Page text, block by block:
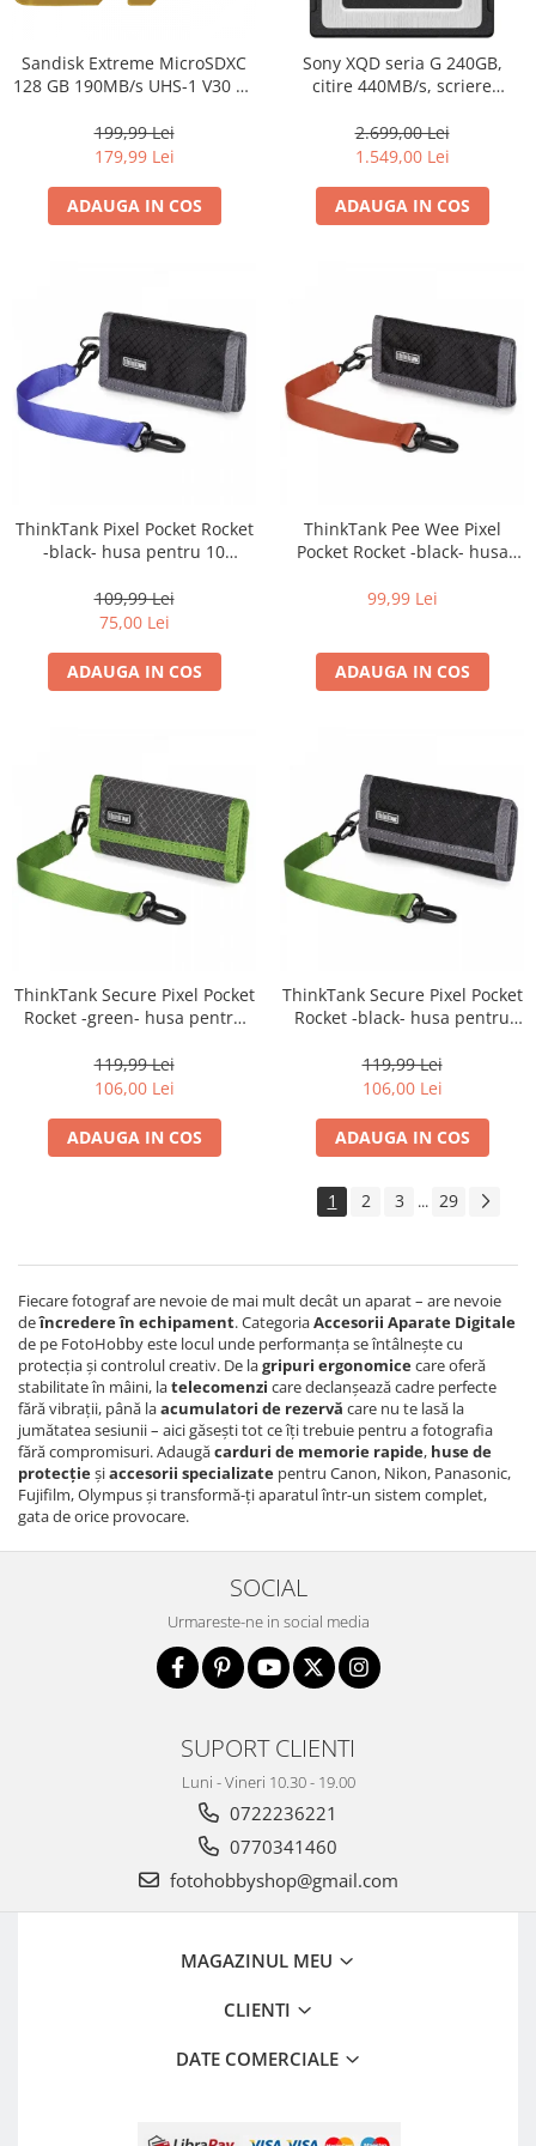
Suruburi si piulite, adaptoare de
trecere
Imprimante si Consumabile
Cartuse si cerneluri
Imprimante
Filme foto si scanere film
Materiale foto alb-negru
Aparate foto unica folosinta
Filme instant FUJI INSTAX
diapozitive 35mm color
negative 35mm alb-negru
negative 35mm color
negative late 120mm alb-negru
Binocluri, Lupe si Telescoape
Binocluri
Lunete
Accesorii pentru Lunete si
Aparate foto de colectie reflex,
format 24x36mm
Aparate foto de colectie, cu burduf
Aparate foto de colectie , cu vizare
laterala
Aparate foto de colectie TLR -
Accesorii pt. aparate foto de
colectie
Aparate de colectie de tip Box-
Camera
Reviste, carti si software
Second Hand
Aparate foto SECOND HAND
Aparate foto SLR (pe film) (SH)
Aparate Foto Compacte (SH)
Obiective foto SECOND HAND
Obiective foto Mirrorless (SH)
Obiective foto SLR (pe film) (SH)
Accesorii pentru obiective ,
Blitz-uri externe + accesorii ,
SECOND HAND
Blitz-uri studio , SECOND HAND
Imprimante SECOND HAND
Acumulatori si incarcatoare S.H.
Adaptoare pentru compacte
Genti, huse, curele
Sandisk Extreme MicroSDXC
128 GB 190MB/s UHS-1 V30 A2
199,99 Lei
179,99 Lei
ADAUGA IN COS
Sony XQD seria G 240GB,
citire 440MB/s, scriere
2.699,00 Lei
1.549,00 Lei
ADAUGA IN COS
ThinkTank Pixel Pocket Rocket
-black- husa pentru 10
109,99 Lei
75,00 Lei
ADAUGA IN COS
ThinkTank Pee Wee Pixel
Pocket Rocket -black- husa
99,99 Lei
ADAUGA IN COS
ThinkTank Secure Pixel Pocket
Rocket -green- husa pentru
119,99 Lei
106,00 Lei
ADAUGA IN COS
ThinkTank Secure Pixel Pocket
Rocket -black- husa pentru
119,99 Lei
106,00 Lei
ADAUGA IN COS
1 2 3 ... 29
Fiecare fotograf are nevoie de mai mult decât un aparat – are nevoie
deîncredere în echipament. CategoriaAccesorii Aparate Digitale
de pe FotoHobby este locul unde performanța se întâlnește cu
protecția și controlul creativ. De lagripuri ergonomicecare oferă
stabilitate în mâini, latelecomenzi care declanșează cadre perfecte
fără vibrații, până laacumulatori de rezervă care nu te lasă la
jumătatea sesiunii – aici găsești tot ce îți trebuie pentru a fotografia
fără compromisuri. Adaugăcarduri de memorie rapide, huse de
protecțieșiaccesorii specializate pentru Canon, Nikon, Panasonic,
Fujifilm, Olympus și transformă-ți aparatul într-un sistem complet,
gata de orice provocare.
SOCIAL
Urmareste-ne in social media
SUPORT CLIENTI
Luni - Vineri 10.30 - 19.00
0722236221
0770341460
fotohobbyshop@gmail.com
MAGAZINUL MEU
CLIENTI
DATE COMERCIALE